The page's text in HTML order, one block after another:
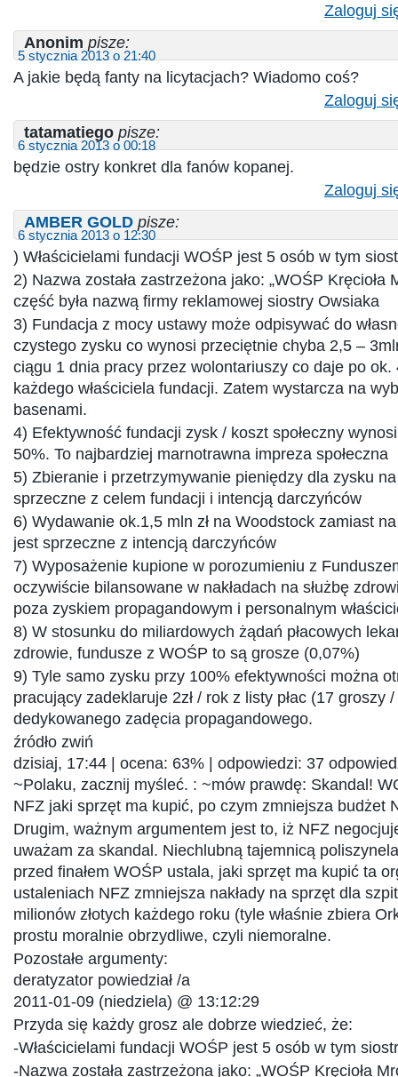
Zaloguj
Anonim pisze:
5 stycznia 2013 o 21:40
A jakie będą fanty na licytacjach? Wiadomo coś?
Zaloguj
tatamatiego pisze:
6 stycznia 2013 o 00:18
będzie ostry konkret dla fanów kopanej.
Zaloguj
AMBER GOLD pisze:
6 stycznia 2013 o 12:30
) Właścicielami fundacji WOŚP jest 5 osób w tym
2) Nazwa została zastrzeżona jako: „WOŚP Kręcioła
część była nazwą firmy reklamowej siostry Owsiaka
3) Fundacja z mocy ustawy może odpisywać do
czystego zysku co wynosi przeciętnie chyba 2,5 –
ciągu 1 dnia pracy przez wolontariuszy co daje po ok.
każdego właściciela fundacji. Zatem wystarcza na
basenami.
4) Efektywność fundacji zysk / koszt społeczny
50%. To najbardziej marnotrawna impreza społeczna
5) Zbieranie i przetrzymywanie pieniędzy dla zysku
sprzeczne z celem fundacji i intencją darczyńców
6) Wydawanie ok.1,5 mln zł na Woodstock zamiast
jest sprzeczne z intencją darczyńców
7) Wyposażenie kupione w porozumieniu z
oczywiście bilansowane w nakładach na służbę
poza zyskiem propagandowym i personalnym
8) W stosunku do miliardowych żądań płacowych
zdrowie, fundusze z WOŚP to są grosze (0,07%)
9) Tyle samo zysku przy 100% efektywności można
pracujący zadeklaruje 2zł / rok z listy płac (17 groszy
dedykowanego zadęcia propagandowego.
źródło zwiń
dzisiaj, 17:44 | ocena: 63% | odpowiedzi: 37
~Polaku, zacznij myśleć. : ~mów prawdę: Skandal!
NFZ jaki sprzęt ma kupić, po czym zmniejsza budżet
Drugim, ważnym argumentem jest to, iż NFZ
uważam za skandal. Niechlubną tajemnicą
przed finałem WOŚP ustala, jaki sprzęt ma kupić ta
ustaleniach NFZ zmniejsza nakłady na sprzęt dla
milionów złotych każdego roku (tyle właśnie zbiera
prostu moralnie obrzydliwe, czyli niemoralne.
Pozostałe argumenty:
deratyzator powiedział /a
2011-01-09 (niedziela) @ 13:12:29
Przyda się każdy grosz ale dobrze wiedzieć, że:
-Właścicielami fundacji WOŚP jest 5 osób w tym
-Nazwa została zastrzeżona jako: „WOŚP Kręcioła